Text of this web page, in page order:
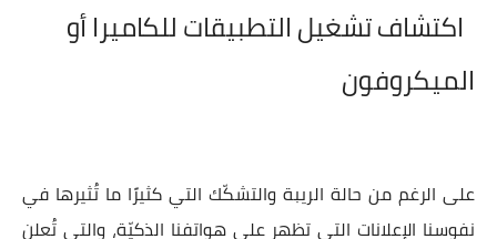
اكتشاف تشغيل التطبيقات للكاميرا أو
الميكروفون
على الرغم من حالة الريبة والتشكّك التي كثيرًا ما تُثيرها في
نفوسنا الإعلانات التي تظهر على هواتفنا الذكيّة، والتي تُعلن